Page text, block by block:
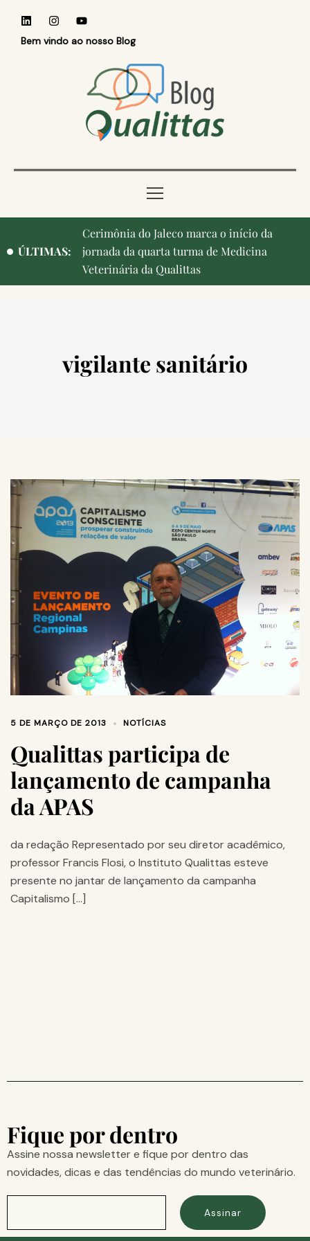
Bem vindo ao nosso Blog
ÚLTIMAS:
Cerimônia do Jaleco marca o início da
jornada da quarta turma de Medicina
Veterinária da Qualittas
vigilante sanitário
5 DE MARÇO DE 2013 NOTÍCIAS
Qualittas participa de
lançamento de campanha
da APAS
da redação Representado por seu diretor acadêmico,
professor Francis Flosi, o Instituto Qualittas esteve
presente no jantar de lançamento da campanha
Capitalismo […]
Fique por dentro
Assine nossa newsletter e fique por dentro das
novidades, dicas e das tendências do mundo veterinário.
Assinar